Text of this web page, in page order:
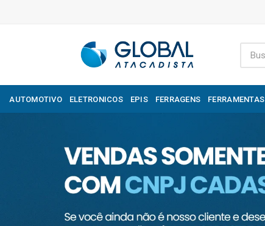
AUTOMOTIVO ELETRONICOS EPIS FERRAGENS FERRAMENTAS